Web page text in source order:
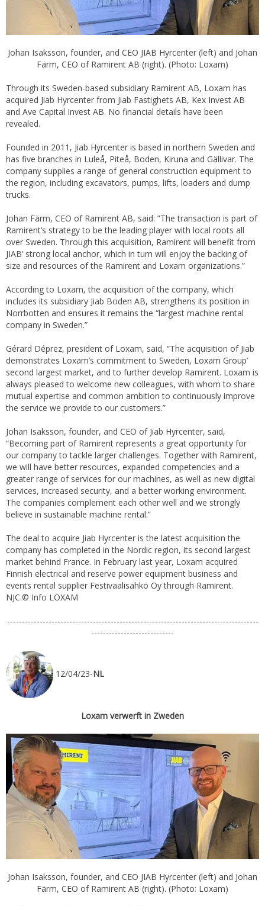
Johan Isaksson, founder, and CEO JIAB Hyrcenter (left) and Johan
Färm, CEO of Ramirent AB (right). (Photo: Loxam)
Through its Sweden-based subsidiary Ramirent AB, Loxam has
acquired Jiab Hyrcenter from Jiab Fastighets AB, Kex Invest AB
and Ave Capital Invest AB. No financial details have been
revealed.
Founded in 2011, Jiab Hyrcenter is based in northern Sweden and
has five branches in Luleå, Piteå, Boden, Kiruna and Gällivar. The
company supplies a range of general construction equipment to
the region, including excavators, pumps, lifts, loaders and dump
trucks.
Johan Färm, CEO of Ramirent AB, said: ”The transaction is part of
Ramirent’s strategy to be the leading player with local roots all
over Sweden. Through this acquisition, Ramirent will benefit from
JIAB’ strong local anchor, which in turn will enjoy the backing of
size and resources of the Ramirent and Loxam organizations.”
According to Loxam, the acquisition of the company, which
includes its subsidiary Jiab Boden AB, strengthens its position in
Norrbotten and ensures it remains the “largest machine rental
company in Sweden.”
Gérard Déprez, president of Loxam, said, “The acquisition of Jiab
demonstrates Loxam’s commitment to Sweden, Loxam Group’
second largest market, and to further develop Ramirent. Loxam is
always pleased to welcome new colleagues, with whom to share
mutual expertise and common ambition to continuously improve
the service we provide to our customers.”
Johan Isaksson, founder, and CEO of Jiab Hyrcenter, said,
“Becoming part of Ramirent represents a great opportunity for
our company to tackle larger challenges. Together with Ramirent,
we will have better resources, expanded competencies and a
greater range of services for our machines, as well as new digital
services, increased security, and a better working environment.
The companies complement each other well and we strongly
believe in sustainable machine rental.”
The deal to acquire Jiab Hyrcenter is the latest acquisition the
company has completed in the Nordic region, its second largest
market behind France. In February last year, Loxam acquired
Finnish electrical and reserve power equipment business and
events rental supplier Festivaalisähkö Oy through Ramirent.
NJC.© Info LOXAM
-------------------------------------------------------------------------------------
----------------------------
12/04/23-NL
Loxam verwerft in Zweden
Johan Isaksson, founder, and CEO JIAB Hyrcenter (left) and Johan
Färm, CEO of Ramirent AB (right). (Photo: Loxam)